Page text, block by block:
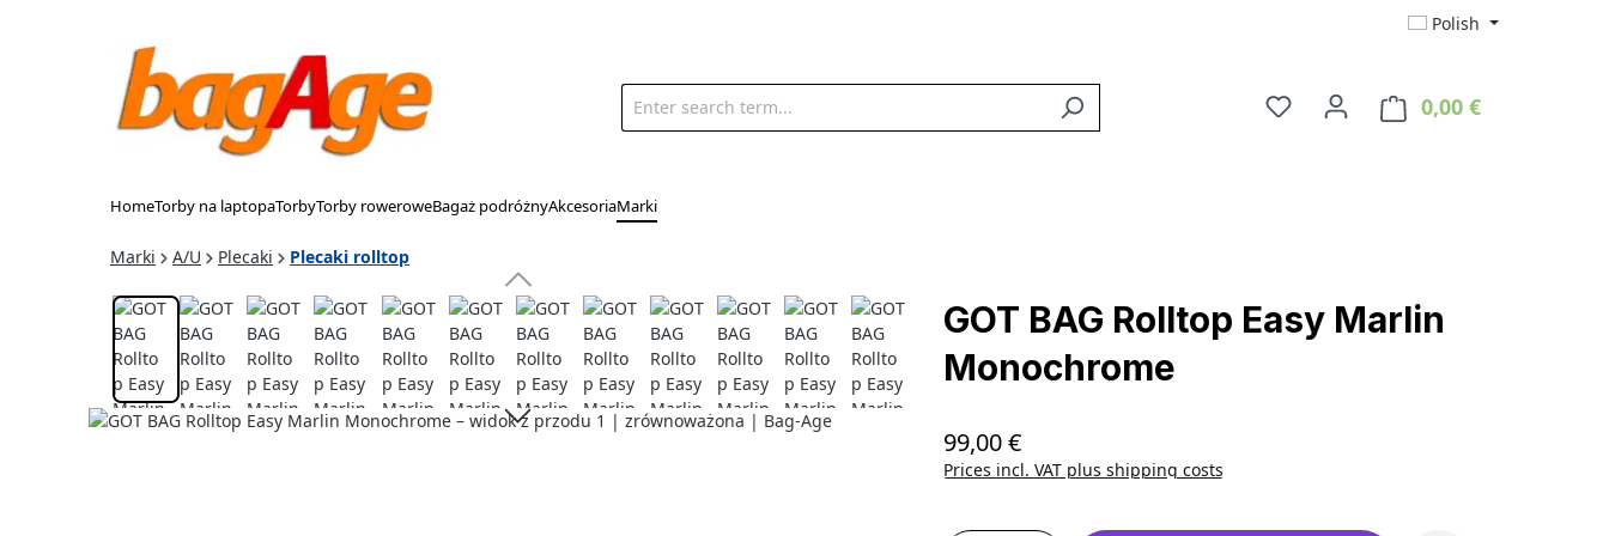
Polish
You have 0 wishlist items
0,00 €Shopping cart
HomeTorby na laptopaTorbyTorby roweroweBagaż podróżnyAkcesoriaMarki
Marki A/U Plecaki
Plecaki rolltop
Skip image gallery
GOT BAG Rolltop Easy Marlin
Monochrome
Regular price:
99,00 €
Prices incl. VAT plus shipping costs